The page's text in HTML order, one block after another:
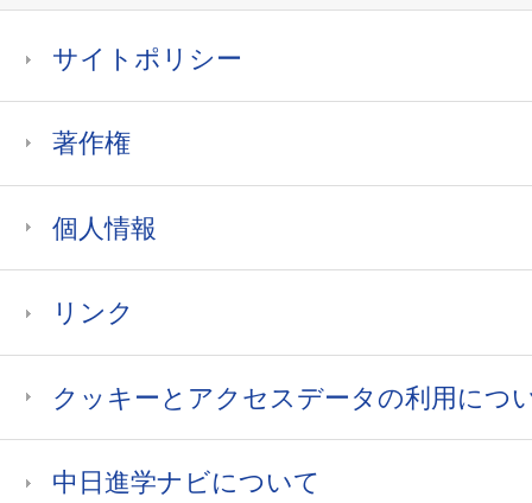
サイトポリシー
著作権
個人情報
リンク
クッキーとアクセスデータの利用につ
中日進学ナビについて